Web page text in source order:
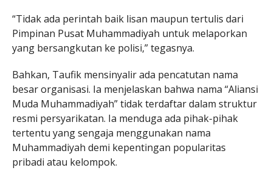
“Tidak ada perintah baik lisan maupun tertulis dari
Pimpinan Pusat Muhammadiyah untuk melaporkan
yang bersangkutan ke polisi,” tegasnya.
Bahkan, Taufik mensinyalir ada pencatutan nama
besar organisasi. Ia menjelaskan bahwa nama “Aliansi
Muda Muhammadiyah” tidak terdaftar dalam struktur
resmi persyarikatan. Ia menduga ada pihak-pihak
tertentu yang sengaja menggunakan nama
Muhammadiyah demi kepentingan popularitas
pribadi atau kelompok.